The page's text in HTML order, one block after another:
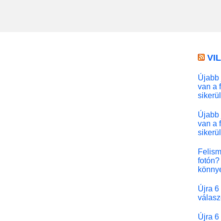
Újabb
van a
Újabb
van a
Újra 6
Újra 6